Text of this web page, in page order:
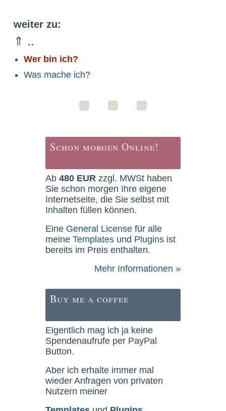
weiter zu:
⇑ ..
Wer bin ich?
Was mache ich?
Schon morgen Online!
Ab 480 EUR zzgl. MWSt haben
Sie schon morgen Ihre eigene
Internetseite, die Sie selbst mit
Inhalten füllen können.
Eine General License für alle
meine Templates und Plugins ist
bereits im Preis enthalten.
Mehr Informationen »
Buy me a coffee
Eigentlich mag ich ja keine
Spendenaufrufe per PayPal
Button.
Aber ich erhalte immer mal
wieder Anfragen von privaten
Nutzern meiner